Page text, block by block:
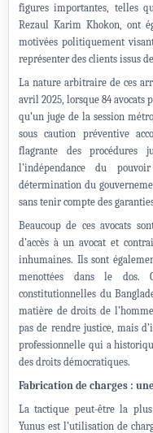
figures importantes, telles
Rezaul Karim Khokon, ont
motivées politiquement
représenter des clients issus
La nature arbitraire de ces
avril 2025, lorsque 84 avocats
qu’un juge de la session
sous caution préventive
flagrante des procédures
l’indépendance du
détermination du
sans tenir compte des
Beaucoup de ces avocats
d’accès à un avocat et
inhumaines. Ils sont
menottées dans le dos.
constitutionnelles du
matière de droits de
pas de rendre justice, mais
professionnelle qui a
des droits démocratiques.
Fabrication de charges :
La tactique peut-être la
Yunus est l’utilisation de